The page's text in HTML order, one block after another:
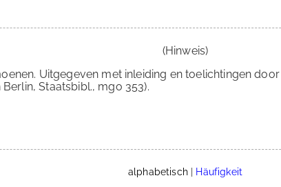
(Hinweis)
Uitgegeven met inleiding en toelichtingen door
Staatsbibl., mgo 353).
alphabetisch| Häufigkeit